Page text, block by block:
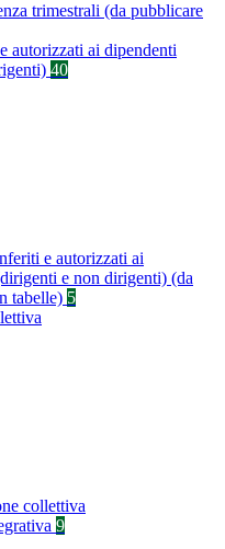
trimestrali (da pubblicare
autorizzati ai dipendenti
40
e autorizzati ai
e non dirigenti) (da
tabelle) 5
collettiva
9